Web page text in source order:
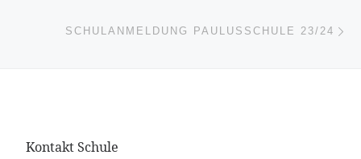
SCHULANMELDUNG PAULUSSCHULE 23/24
Kontakt Schule